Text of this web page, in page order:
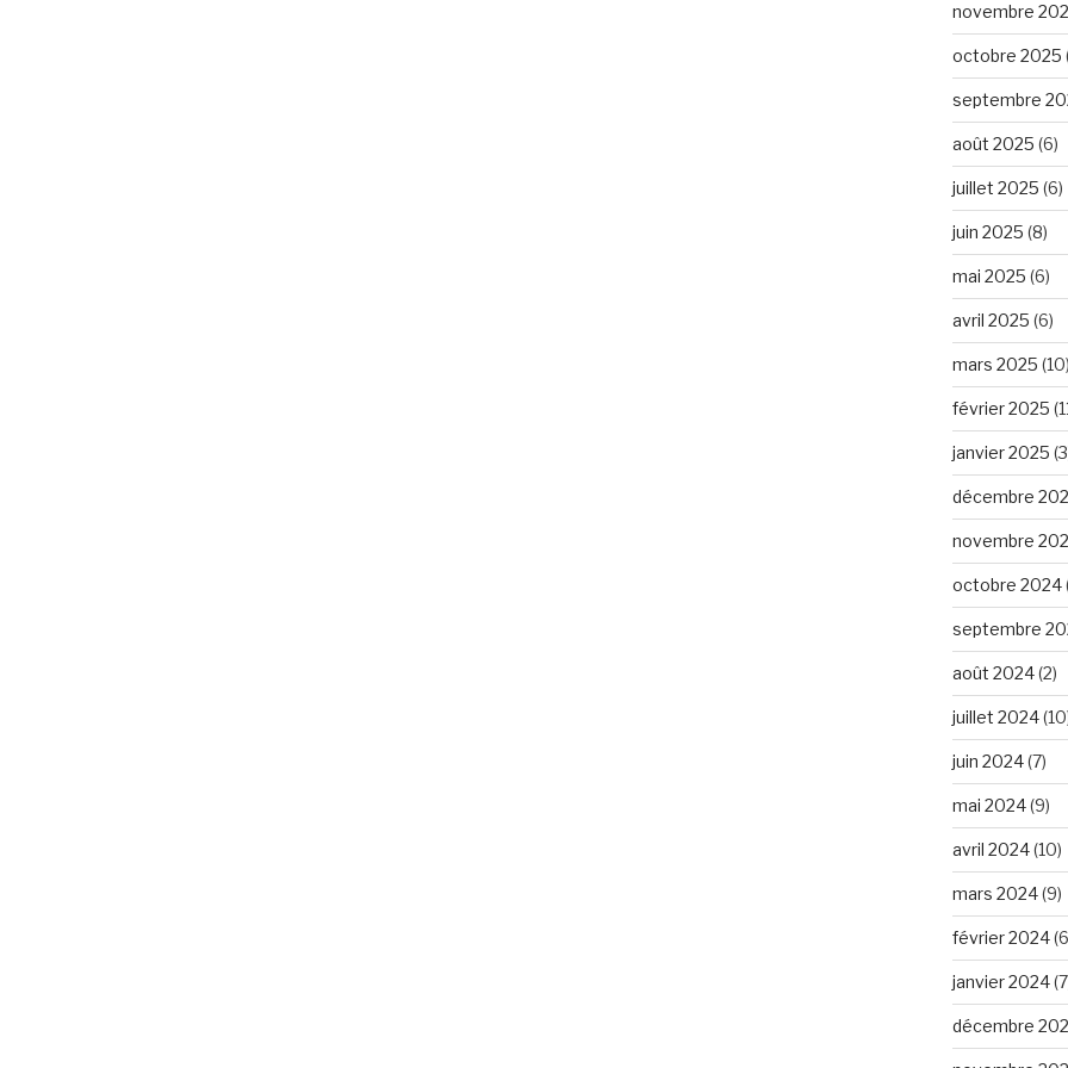
novembre
octobre 2025
septembre
août 2025 (6)
juillet 2025 (6)
juin 2025 (8)
mai 2025 (6)
avril 2025 (6)
mars 2025 (10)
février 2025
janvier 2025
décembre
novembre
octobre 2024
septembre
août 2024(2)
juillet 2024
juin 2024(7)
mai 2024(9)
avril 2024(10)
mars 2024(9)
février 2024
janvier 2024
décembre